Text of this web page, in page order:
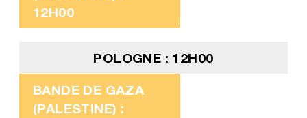
12H00
POLOGNE : 12H00
BANDE DE GAZA
(PALESTINE) :